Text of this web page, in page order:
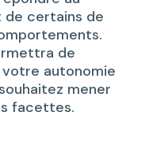
de certains de
de
autonomie
mener
facettes.